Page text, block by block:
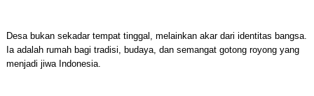
Desa bukan sekadar tempat tinggal, melainkan akar dari identitas bangsa.
Ia adalah rumah bagi tradisi, budaya, dan semangat gotong royong yang
menjadi jiwa Indonesia.